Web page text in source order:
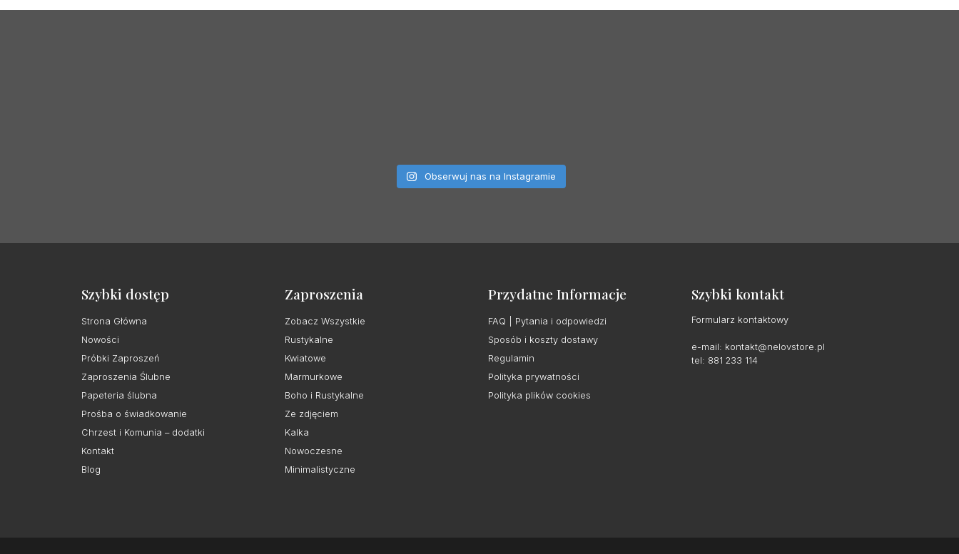
Obserwuj nas na Instagramie
Szybki dostęp
Strona Główna
Nowości
Próbki Zaproszeń
Zaproszenia Ślubne
Papeteria ślubna
Prośba o świadkowanie
Chrzest i Komunia – dodatki
Kontakt
Blog
Zaproszenia
Zobacz Wszystkie
Rustykalne
Kwiatowe
Marmurkowe
Boho i Rustykalne
Ze zdjęciem
Kalka
Nowoczesne
Minimalistyczne
Przydatne Informacje
FAQ | Pytania i odpowiedzi
Sposób i koszty dostawy
Regulamin
Polityka prywatności
Polityka plików cookies
Szybki kontakt
Formularz kontaktowy
e-mail: kontakt@nelovstore.pl
tel: 881 233 114